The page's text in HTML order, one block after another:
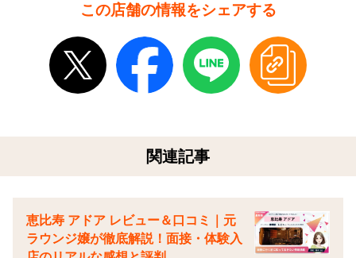
この店舗の情報をシェアする
関連記事
恵比寿 アドア レビュー＆口コミ｜元
ラウンジ嬢が徹底解説！面接・体験入